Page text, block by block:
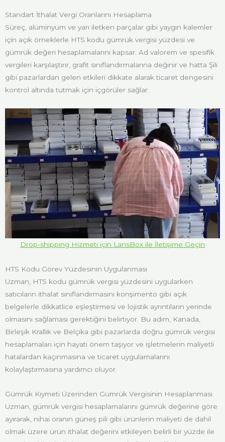
Standart İthalat Vergi Oranlarını Hesaplama
Süreç, alüminyum ve yarı iletken parçalar gibi yaygın kalemler
için açık örneklerle HTS kodu gümrük vergisi yüzdesi ve
gümrük değeri hesaplamalarını kapsar. Ad valorem ve spesifik
vergileri karşılaştırır, grafit sınıflandırmalarına değinir ve hatta Şili
gibi pazarlardan gelen etkileri dikkate alarak ticaret dengesini
kontrol altında tutmak için içgörüler sağlar.
Drop-shipping Hizmeti için LansBox ile İletişime Geçin
HTS Kodu Görev Yüzdesinin Uygulanması
Uzman, HTS kodu gümrük vergisi yüzdesini uygularken
satıcıların ithalat sınıflandırmasını konşimento gibi açık
belgelerle dikkatlice eşleştirmesi ve lojistik ayrıntıların yerinde
olmasını sağlaması gerektiğini belirtiyor. Bu adım, Kanada,
Birleşik Krallık ve Belçika gibi pazarlarda doğru gümrük vergisi
hesaplamaları için hayati önem taşıyor ve işletmelerin maliyetli
hatalardan kaçınmasına ve ticaret uygulamalarını
kolaylaştırmasına yardımcı oluyor.
Gümrük Kıymeti Üzerinden Gümrük Vergisinin Hesaplanması
Uzman, gümrük vergisi hesaplamalarını gümrük değerine göre
ayırarak, nihai oranın güneş pili gibi ürünlerin maliyeti de dahil
olmak üzere ürün ithalat değerini etkileyen belirli bir yüzde ile